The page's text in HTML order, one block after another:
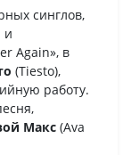
синглов,
и
Again», в
(Tiesto),
работу.
Макс (Ava